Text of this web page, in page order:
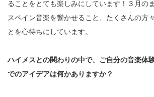
ることをとても楽しみにしています！３月の
スペイン音楽を響かせること、たくさんの方
とを心待ちにしています。
ハイメスとの関わりの中で、ご自分の音楽体
でのアイデアは何かありますか？